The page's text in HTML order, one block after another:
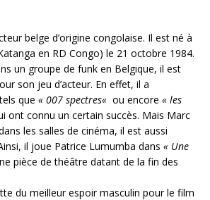
belge d’origine congolaise. Il est né à
en RD Congo) le 21 octobre 1984.
un groupe de funk en Belgique, il est
son jeu d’acteur. En effet, il a
tels que « 007 spectres« ou encore « les
ont connu un certain succès. Mais Marc
les salles de cinéma, il est aussi
il joue Patrice Lumumba dans « Une
pièce de théâtre datant de la fin des
du meilleur espoir masculin pour le film